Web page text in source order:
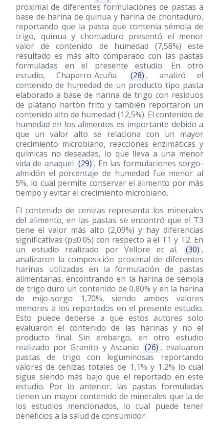
proximal de diferentes formulaciones de pastas a
base de harina de quinua y harina de chontaduro,
reportando que la pasta que contenía sémola de
trigo, quinua y chontaduro presentó el menor
valor de contenido de humedad (7,58%) este
resultado es más alto comparado con las pastas
formuladas en el presente estudio. En otro
estudio, Chaparro-Acuña
(28) , analizó el
contenido de humedad de un producto tipo pasta
elaborado a base de harina de trigo con residuos
de plátano hartón frito y también reportaron un
contenido alto de humedad (12,5%). El contenido de
humedad en los alimentos es importante debido a
que un valor alto se relaciona con un mayor
crecimiento microbiano, reacciones enzimáticas y
químicas no deseadas, lo que lleva a una menor
vida de anaquel (29) . En las formulaciones sorgo-
almidón el porcentaje de humedad fue menor al
5%, lo cual permite conservar el alimento por más
tiempo y evitar el crecimiento microbiano.
El contenido de cenizas representa los minerales
del alimento, en las pastas se encontró que el T3
tiene el valor más alto (2,09%) y hay diferencias
significativas (p≤0.05) con respecto a el T1 y T2. En
un estudio realizado por Vellore et al.
(30) ,
analizaron la composición proximal de diferentes
harinas utilizadas en la formulación de pastas
alimentarias, encontrando en la harina de sémola
de trigo duro un contenido de 0,80% y en la harina
de mijo-sorgo 1,70%, siendo ambos valores
menores a los reportados en el presente estudio.
Esto puede deberse a que estos autores solo
evaluaron el contenido de las harinas y no el
producto final. Sin embargo, en otro estudio
realizado por Granito y Ascanio (26) , evaluaron
pastas de trigo con leguminosas reportando
valores de cenizas totales de 1,1% y 1,2% lo cual
sigue siendo más bajo que el reportado en este
estudio. Por lo anterior, las pastas formuladas
tienen un mayor contenido de minerales que la de
los estudios mencionados, lo cual puede tener
beneficios a la salud de consumidor.